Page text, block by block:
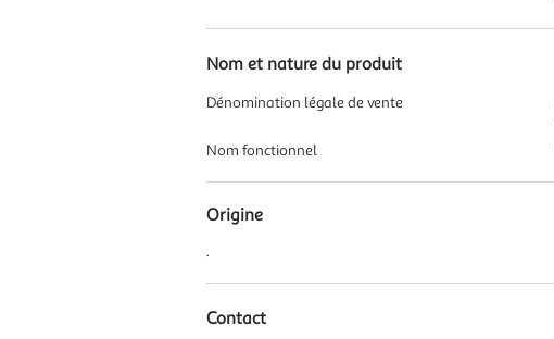
Nom et nature du produit
Dénomination légale de vente
Nom fonctionnel
Origine
.
Contact